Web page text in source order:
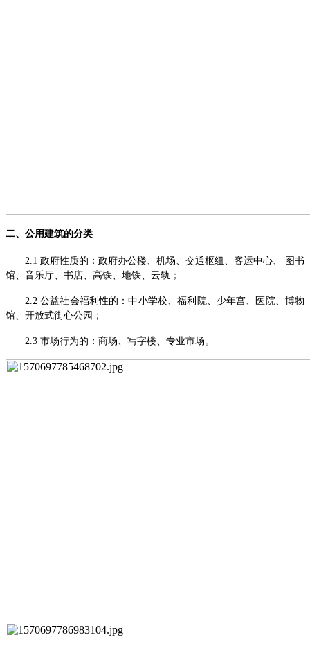
二、 公用建筑的分类
2.1 政府性质的：政府办公楼、机场、交通枢纽、客运中心、 图书
馆、音乐厅、书店、高铁、地铁、云轨；
2.2 公益社会福利性的：中小学校、福利院、少年宫、医院、博物
馆、开放式街心公园；
2.3 市场行为的：商场、写字楼、专业市场。